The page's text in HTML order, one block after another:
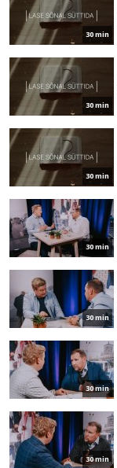
30 min
30 min
30 min
30 min
30 min
30 min
30 min